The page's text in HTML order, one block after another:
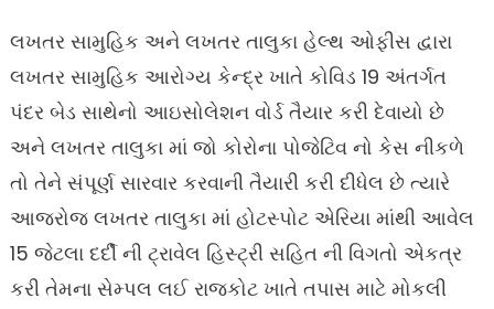
લખતર સામુહિક અને લખતર તાલુકા હેલ્થ ઓફીસ દ્વારા
લખતર સામુહિક આરોગ્ય કેન્દ્ર ખાતે કોવિડ 19 અંતર્ગત
પંદર બેડ સાથેનો આઇસોલેશન વોર્ડ તૈયાર કરી દેવાયો છે
અને લખતર તાલુકા માં જો કોરોના પોજેટિવ નો કેસ નીકળે
તો તેને સંપૂર્ણ સારવાર કરવાની તૈયારી કરી દીધેલ છે ત્યારે
આજરોજ લખતર તાલુકા માં હોટસ્પોટ એરિયા માંથી આવેલ
15 જેટલા દર્દી ની ટ્રાવેલ હિસ્ટ્રી સહિત ની વિગતો એકત્ર
કરી તેમના સેમ્પલ લઈ રાજકોટ ખાતે તપાસ માટે મોકલી